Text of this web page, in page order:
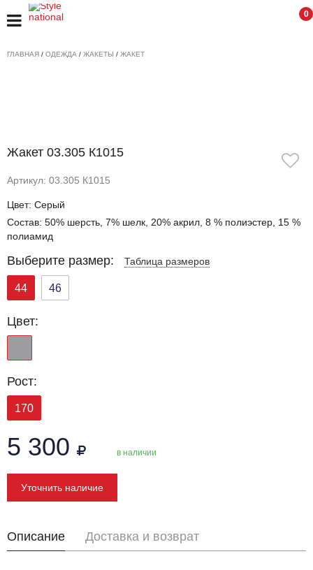
0
ГЛАВНАЯ / ОДЕЖДА / ЖАКЕТЫ / ЖАКЕТ
Жакет 03.305 К1015
Артикул: 03.305 К1015
Цвет: Серый
Состав: 50% шерсть, 7% шелк, 20% акрил, 8 % полиэстер, 15 %
полиамид
Выберите размер: Таблица размеров
44 46
Цвет:
Рост:
170
5 300 в наличии
Уточнить наличие
Описание Доставка и возврат